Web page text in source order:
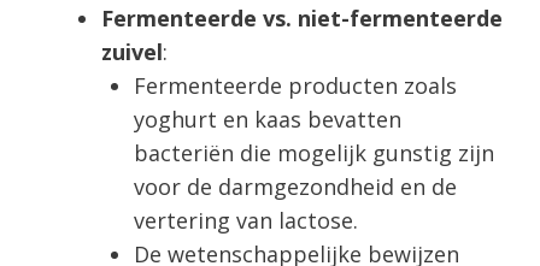
Fermenteerde vs. niet-fermenteerde
zuivel:
Fermenteerde producten zoals
yoghurt en kaas bevatten
bacteriën die mogelijk gunstig zijn
voor de darmgezondheid en de
vertering van lactose.
De wetenschappelijke bewijzen